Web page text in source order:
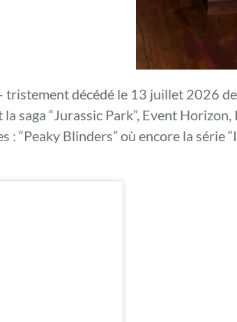
décédé le 13 juillet 2026
saga “Jurassic Park”, Event
: “Peaky Blinders” où encore la série